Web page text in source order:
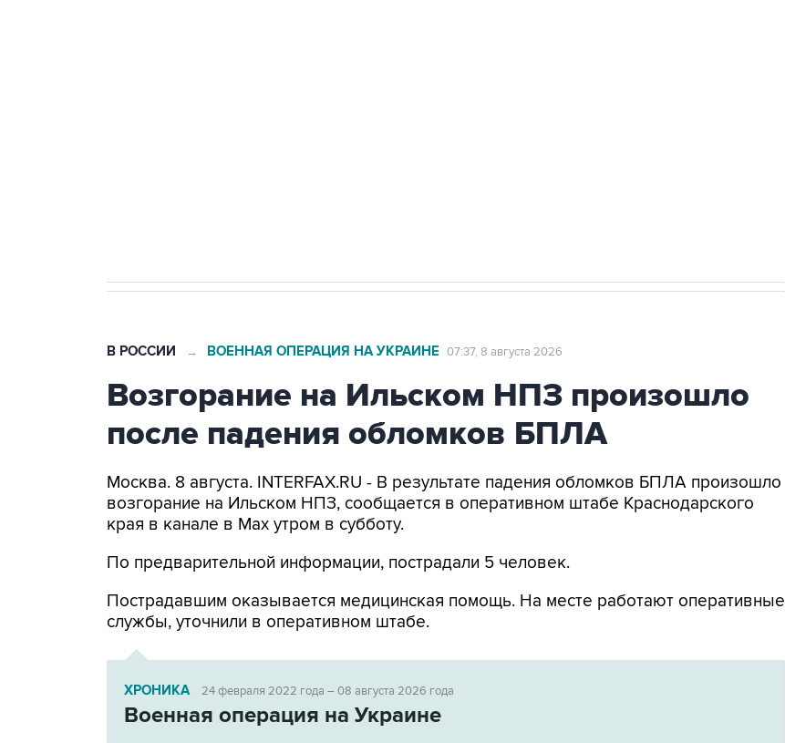
В РОССИИ → ВОЕННАЯ ОПЕРАЦИЯ НА УКРАИНЕ 07:37, 8 августа 2026
Возгорание на Ильском НПЗ произошло
после падения обломков БПЛА
Москва. 8 августа. INTERFAX.RU - В результате падения обломков БПЛА произошло
возгорание на Ильском НПЗ, сообщается в оперативном штабе Краснодарского
края в канале в Max утром в субботу.
По предварительной информации, пострадали 5 человек.
Пострадавшим оказывается медицинская помощь. На месте работают оперативные
службы, уточнили в оперативном штабе.
ХРОНИКА 24 февраля 2022 года – 08 августа 2026 года
Военная операция на Украине